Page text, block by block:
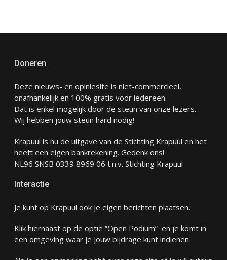
Doneren
Deze nieuws- en opiniesite is niet-commercieel,
onafhankelijk en 100% gratis voor iedereen.
Dat is enkel mogelijk door de steun van onze lezers.
Wij hebben jouw steun hard nodig!
Krapuul is nu de uitgave van de Stichting Krapuul en het
heeft een eigen bankrekening. Gedenk ons!
NL96 SNSB 0339 8969 06 t.n.v. Stichting Krapuul
Interactie
Je kunt op Krapuul ook je eigen berichten plaatsen.
Klik hiernaast op de optie “Open Podium” en je komt in
een omgeving waar je jouw bijdrage kunt indienen.